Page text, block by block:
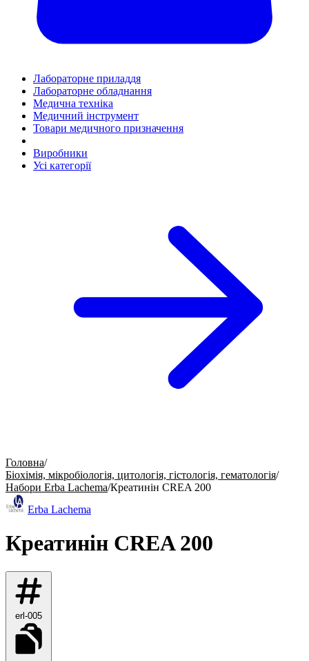
Лабораторне приладдя
Лабораторне обладнання
Медична техніка
Медичний інструмент
Товари медичного призначення
Виробники
Усі категорії
Головна/
Біохімія, мікробіологія, цитологія, гістологія, гематологія/
Набори Erba Lachema/Креатинін CREA 200
Erba Lachema
Креатинін CREA 200
erl-005